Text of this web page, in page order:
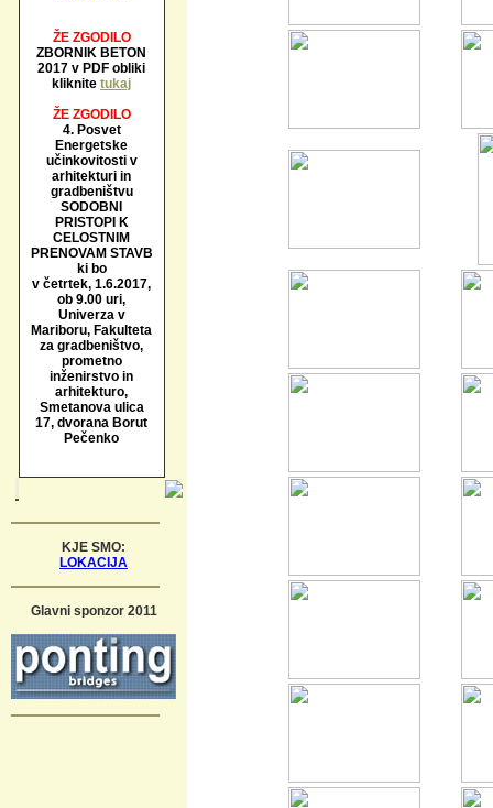
ŽE ZGODILO
ZBORNIK BETON
2017 v PDF obliki
kliknite tukaj
ŽE ZGODILO
4. Posvet
Energetske
učinkovitosti v
arhitekturi in
gradbeništvu
SODOBNI
PRISTOPI K
CELOSTNIM
PRENOVAM STAVB
ki bo
v četrtek, 1.6.2017,
ob 9.00 uri,
Univerza v
Mariboru, Fakulteta
za gradbeništvo,
prometno
inženirstvo in
arhitekturo,
Smetanova ulica
17, dvorana Borut
Pečenko
KJE SMO:
LOKACIJA
Glavni sponzor 2011